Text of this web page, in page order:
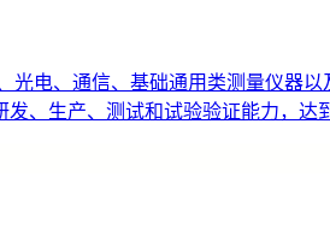
光电、通信、基础通用类测量仪器
发、生产、测试和试验验证能力，达